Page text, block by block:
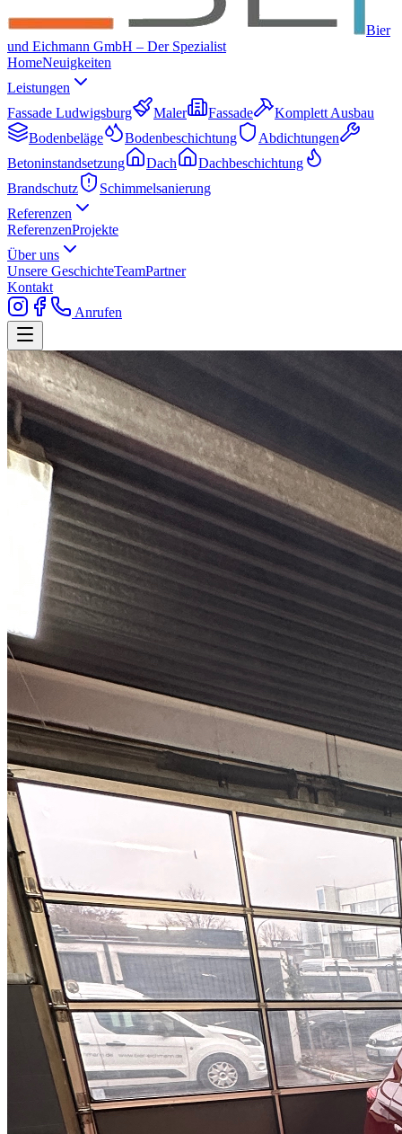
Bier
und Eichmann GmbH – Der Spezialist
HomeNeuigkeiten
Leistungen
Fassade Ludwigsburg
Maler Fassade
Komplett Ausbau
Bodenbeläge
Bodenbeschichtung
Abdichtungen
Betoninstandsetzung
Dach
Dachbeschichtung
Brandschutz
Schimmelsanierung
Referenzen
ReferenzenProjekte
Über uns
Unsere GeschichteTeamPartner
Kontakt
Anrufen